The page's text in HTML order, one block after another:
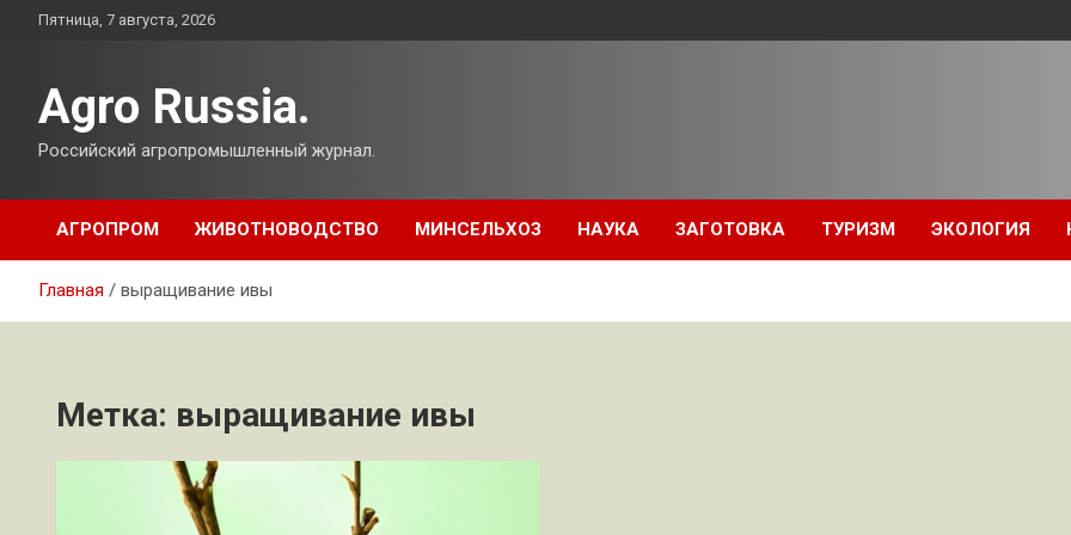
ПерейтиПятница, 7 августа, 2026
Agro Russia.
Российский агропромышленный журнал.
АГРОПРОМ ЖИВОТНОВОДСТВО МИНСЕЛЬХОЗ НАУКА ЗАГОТОВКА ТУРИЗМ ЭКОЛОГИЯ
Главная выращивание ивы
Метка: выращивание ивы